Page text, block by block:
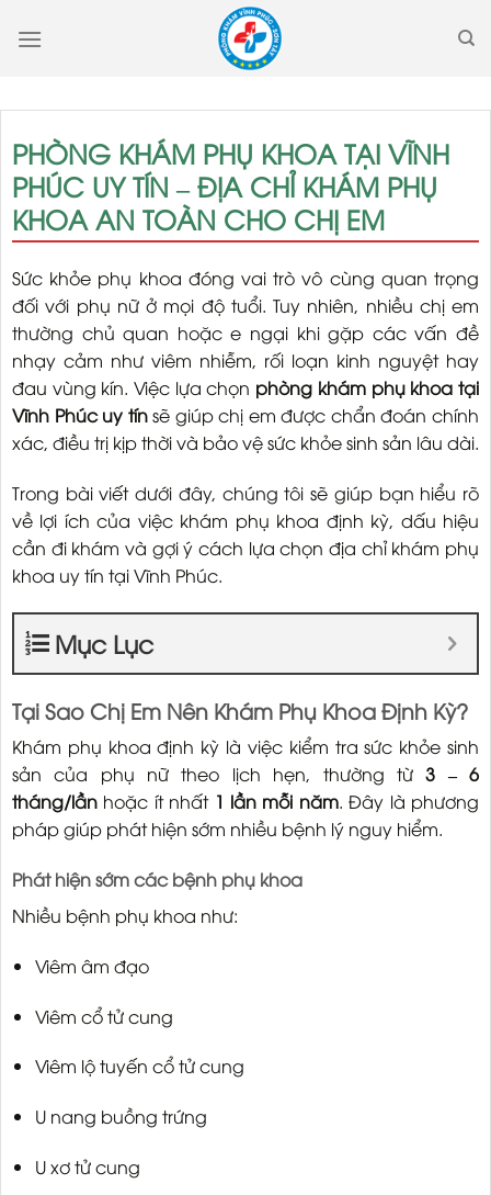
PHÒNG KHÁM PHỤ KHOA TẠI VĨNH
PHÚC UY TÍN – ĐỊA CHỈ KHÁM PHỤ
KHOA AN TOÀN CHO CHỊ EM
Sức khỏe phụ khoa đóng vai trò vô cùng quan trọng
đối với phụ nữ ở mọi độ tuổi. Tuy nhiên, nhiều chị em
thường chủ quan hoặc e ngại khi gặp các vấn đề
nhạy cảm như viêm nhiễm, rối loạn kinh nguyệt hay
đau vùng kín. Việc lựa chọn phòng khám phụ khoa tại
Vĩnh Phúc uy tínsẽ giúp chị em được chẩn đoán chính
xác, điều trị kịp thời và bảo vệ sức khỏe sinh sản lâu dài.
Trong bài viết dưới đây, chúng tôi sẽ giúp bạn hiểu rõ
về lợi ích của việc khám phụ khoa định kỳ, dấu hiệu
cần đi khám và gợi ý cách lựa chọn địa chỉ khám phụ
khoa uy tín tại Vĩnh Phúc.
Mục Lục
Tại Sao Chị Em Nên Khám Phụ Khoa Định Kỳ?
Khám phụ khoa định kỳ là việc kiểm tra sức khỏe sinh
sản của phụ nữ theo lịch hẹn, thường từ3 – 6
tháng/lần hoặc ít nhất 1 lần mỗi năm. Đây là phương
pháp giúp phát hiện sớm nhiều bệnh lý nguy hiểm.
Phát hiện sớm các bệnh phụ khoa
Nhiều bệnh phụ khoa như:
Viêm âm đạo
Viêm cổ tử cung
Viêm lộ tuyến cổ tử cung
U nang buồng trứng
U xơ tử cung